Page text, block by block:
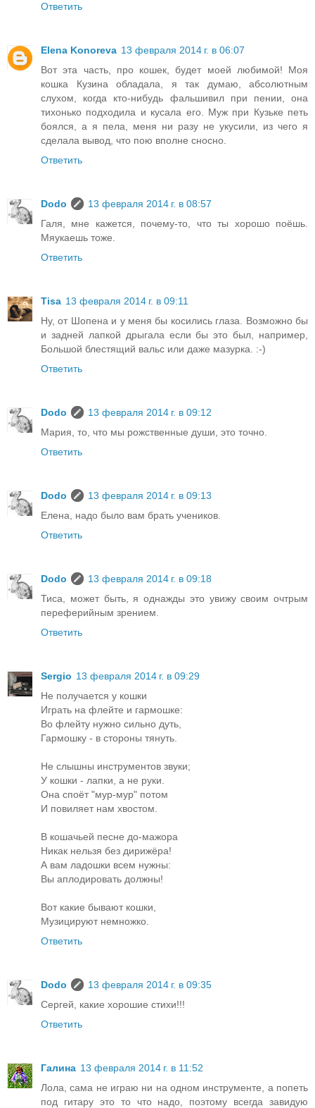
Ответить
Elena Konoreva 13 февраля 2014 г. в 06:07
Вот эта часть, про кошек, будет моей любимой! Моя
кошка Кузина обладала, я так думаю, абсолютным
слухом, когда кто-нибудь фальшивил при пении, она
тихонько подходила и кусала его. Муж при Кузьке петь
боялся, а я пела, меня ни разу не укусили, из чего я
сделала вывод, что пою вполне сносно.
Ответить
Dodo
13 февраля 2014 г. в 08:57
Галя, мне кажется, почему-то, что ты хорошо поёшь.
Мяукаешь тоже.
Ответить
Tisa 13 февраля 2014 г. в 09:11
Ну, от Шопена и у меня бы косились глаза. Возможно бы
и задней лапкой дрыгала если бы это был, например,
Большой блестящий вальс или даже мазурка. :-)
Ответить
Dodo
13 февраля 2014 г. в 09:12
Мария, то, что мы рожственные души, это точно.
Ответить
Dodo
13 февраля 2014 г. в 09:13
Елена, надо было вам брать учеников.
Ответить
Dodo
13 февраля 2014 г. в 09:18
Тиса, может быть, я однажды это увижу своим очтрым
переферийным зрением.
Ответить
Sergio 13 февраля 2014 г. в 09:29
Не получается у кошки
Играть на флейте и гармошке:
Во флейту нужно сильно дуть,
Гармошку - в стороны тянуть.
Не слышны инструментов звуки;
У кошки - лапки, а не руки.
Она споёт "мур-мур" потом
И повиляет нам хвостом.
В кошачьей песне до-мажора
Никак нельзя без дирижёра!
А вам ладошки всем нужны:
Вы аплодировать должны!
Вот какие бывают кошки,
Музицируют немножко.
Ответить
Dodo
13 февраля 2014 г. в 09:35
Сергей, какие хорошие стихи!!!
Ответить
Галина 13 февраля 2014 г. в 11:52
Лола, сама не играю ни на одном инструменте, а попеть
под гитару это то что надо, поэтому всегда завидую